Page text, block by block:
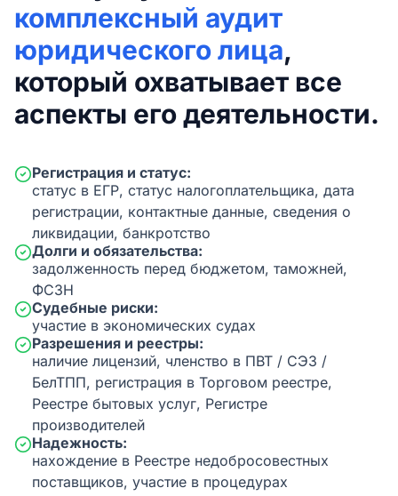
комплексный аудит
юридического лица,
который охватывает все
аспекты его деятельности.
Регистрация и статус:
статус в ЕГР, статус налогоплательщика, дата
регистрации, контактные данные, сведения о
ликвидации, банкротство
Долги и обязательства:
задолженность перед бюджетом, таможней,
ФСЗН
Судебные риски:
участие в экономических судах
Разрешения и реестры:
наличие лицензий, членство в ПВТ / СЭЗ /
БелТПП, регистрация в Торговом реестре,
Реестре бытовых услуг, Регистре
производителей
Надежность:
нахождение в Реестре недобросовестных
поставщиков, участие в процедурах